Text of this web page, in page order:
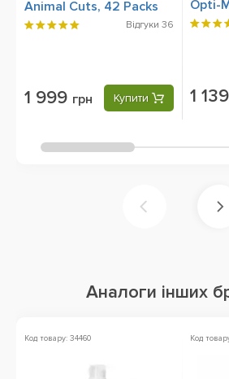
Animal Cuts, 42 Packs
Відгуки 36
1 999 грн Купити
Opti-
1 139
Аналоги інших
Код товару: 34460 Код